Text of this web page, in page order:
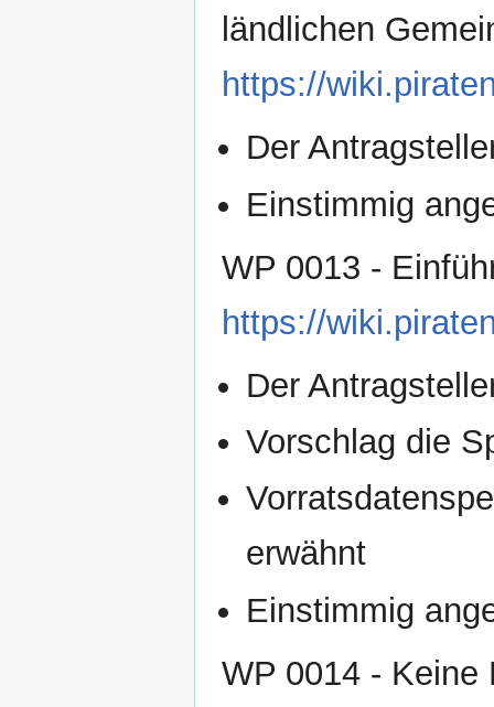
ländlichen
https://
Der
Einstimmig
WP 0013 -
https://
Der
Vorschlag die
erwähnt
Einstimmig
WP 0014 - Keine